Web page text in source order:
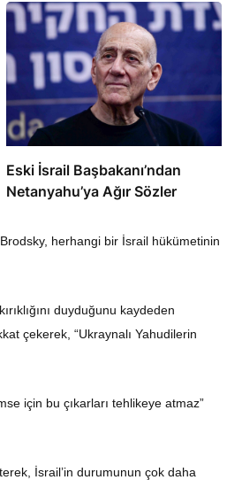
Eski İsrail Başbakanı’ndan
Netanyahu’ya Ağır Sözler
herhangi bir İsrail hükümetinin
duyduğunu kaydeden
çekerek, “Ukraynalı Yahudilerin
için bu çıkarları tehlikeye atmaz”
İsrail’in durumunun çok daha